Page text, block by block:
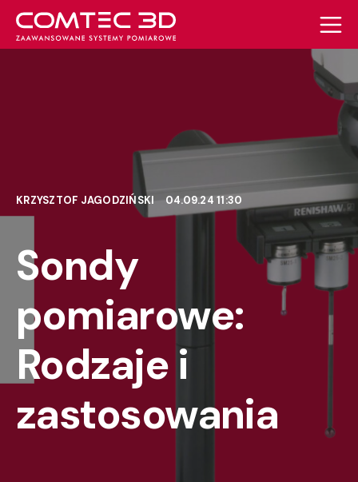
KRZYSZTOF JAGODZIŃSKI 04.09.24 11:30
Sondy
pomiarowe:
Rodzaje i
zastosowania